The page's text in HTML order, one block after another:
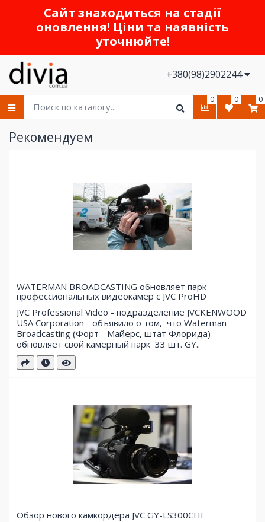
Сайт знаходиться на стадії
оновлення! Ціни та наявність
уточнюйте!
+380(98)2902244
0 0 0
Рекомендуем
WATERMAN BROADCASTING обновляет парк
профессиональных видеокамер с JVC ProHD
JVC Professional Video - подразделение JVCKENWOOD
USA Corporation - объявило о том, что Waterman
Broadcasting (Форт - Майерс, штат Флорида)
обновляет свой ​​камерный парк 33 шт. GY..
Обзор нового камкордера JVC GY-LS300CHE